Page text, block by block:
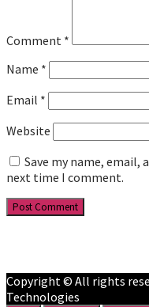
Comment *
Name *
Email *
Website
Save my name, email,
next time I comment.
Copyright © All rights
Technologies